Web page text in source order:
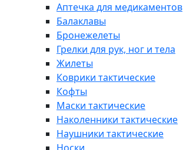
Аптечка для медикаментов
Балаклавы
Бронежелеты
Грелки для рук, ног и тела
Жилеты
Коврики тактические
Кофты
Маски тактические
Наколенники тактические
Наушники тактические